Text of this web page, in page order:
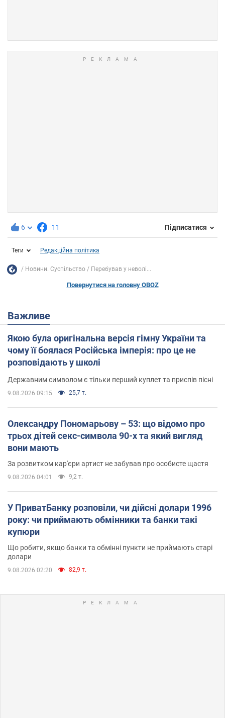
6 11 Підписатися
Теги Редакційна політика
Новини. Суспільство Перебував у неволі...
Повернутися на головну OBOZ
Важливе
Якою була оригінальна версія гімну України та
чому її боялася Російська імперія: про це не
розповідають у школі
Державним символом є тільки перший куплет та приспів пісні
9.08.2026 09:15 25,7 т.
Олександру Пономарьову – 53: що відомо про
трьох дітей секс-символа 90-х та який вигляд
вони мають
За розвитком кар'єри артист не забував про особисте щастя
9.08.2026 04:01 9,2 т.
У ПриватБанку розповіли, чи дійсні долари 1996
року: чи приймають обмінники та банки такі
купюри
Що робити, якщо банки та обмінні пункти не приймають старі
долари
9.08.2026 02:20 82,9 т.